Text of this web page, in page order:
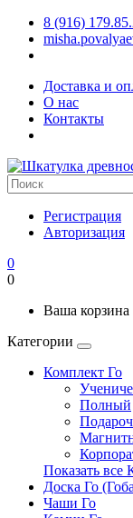
8 (916)
Доставка и
О нас
Контакты
Регистрация
Авторизация
0
0
Ваша корзина
Категории
Комплект Го
Полный
Показать все
Доска Го
Чаши Го